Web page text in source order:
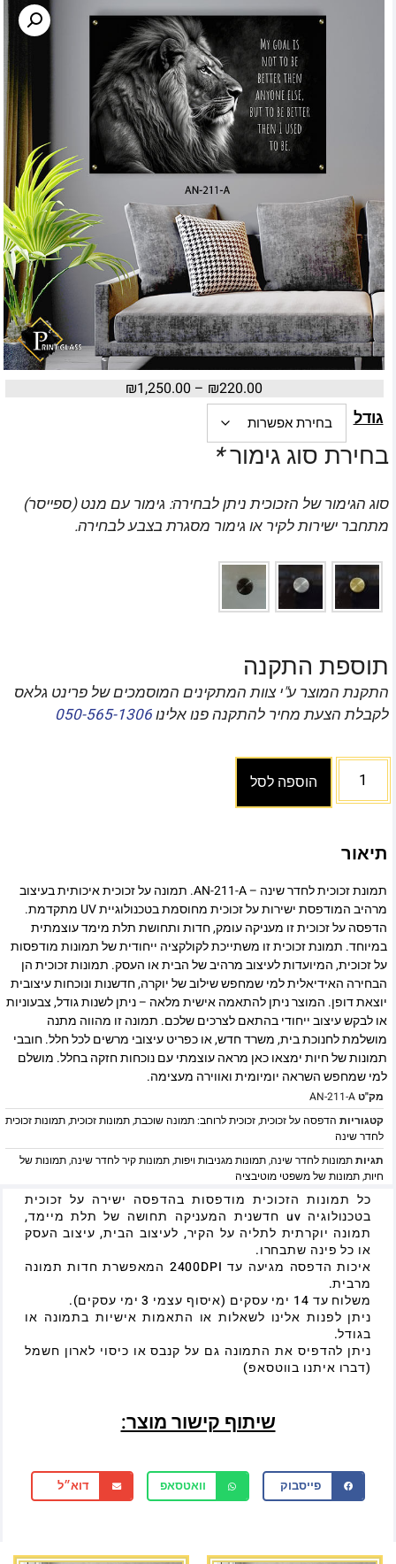
₪220.00
–
₪1,250.00
גודל
בחירת סוג גימור*
סוג הגימור של הזכוכית ניתן לבחירה: גימור עם מנט (ספייסר)
מתחבר ישירות לקיר או גימור מסגרת בצבע לבחירה.
תוספת התקנה
התקנת המוצר ע"י צוות המתקינים המוסמכים של פרינט גלאס
לקבלת הצעת מחיר להתקנה פנו אלינו050-565-1306
הוספה לסל
תיאור
תמונת זכוכית לחדר שינה – AN-211-A. תמונה על זכוכית איכותית בעיצוב
מרהיב המודפסת ישירות על זכוכית מחוסמת בטכנולוגיית UV מתקדמת.
הדפסה על זכוכית זו מעניקה עומק, חדות ותחושת תלת מימד עוצמתית
במיוחד. תמונת זכוכית זו משתייכת לקולקציה ייחודית של תמונות מודפסות
על זכוכית, המיועדות לעיצוב מרהיב של הבית או העסק. תמונות זכוכית הן
הבחירה האידיאלית למי שמחפש שילוב של יוקרה, חדשנות ונוכחות עיצובית
יוצאת דופן. המוצר ניתן להתאמה אישית מלאה – ניתן לשנות גודל, צבעוניות
או לבקש עיצוב ייחודי בהתאם לצרכים שלכם. תמונה זו מהווה מתנה
מושלמת לחנוכת בית, משרד חדש, או כפריט עיצובי מרשים לכל חלל. חובבי
תמונות של חיות ימצאו כאן מראה עוצמתי עם נוכחות חזקה בחלל. מושלם
למי שמחפש השראה יומיומית ואווירה מעצימה.
מק"טAN-211-A
קטגוריות הדפסה על זכוכית,זכוכית לרוחב: תמונה שוכבת,תמונות זכוכית,תמונות זכוכית
לחדר שינה
תגיותתמונות לחדר שינה,תמונות מגניבות ויפות,תמונות קיר לחדר שינה,תמונות של
חיות,תמונות של משפטי מוטיבציה
כל תמונות הזכוכית מודפסות בהדפסה ישירה על זכוכית
בטכנולוגיה uv חדשנית המעניקה תחושה של תלת מיימד,
תמונה יוקרתית לתליה על הקיר, לעיצוב הבית, עיצוב העסק
או כל פינה שתבחרו.
איכות הדפסה מגיעה עד 2400DPI המאפשרת חדות תמונה
מרבית.
משלוח עד 14 ימי עסקים (איסוף עצמי 3 ימי עסקים).
ניתן לפנות אלינו לשאלות או התאמות אישיות בתמונה או
בגודל.
ניתן להדפיס את התמונה גם על קנבס או כיסוי לארון חשמל
(דברו איתנו בווטסאפ)
שיתוף קישור מוצר:
פייסבוק וואטסאפ דוא״ל